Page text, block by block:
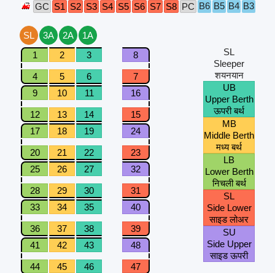
GC S1 S2 S3 S4 S5 S6 S7 S8 PC B6 B5 B4 B3
SL 3A 2A
1A
1
2 3 8
4 5 6
7
9
10 11 16
12 13 14
15
17
18 19 24
20 21 22
23
25
26 27 32
28 29 30
31
33
34 35 40
36 37 38
39
41
42 43 48
44 45 46
47
SL
Sleeper
शयनयान
UB
Upper Berth
ऊपरी बर्थ
MB
Middle Berth
मध्य बर्थ
LB
Lower Berth
निचली बर्थ
SL
Side Lower
साइड लोअर
SU
Side Upper
साइड ऊपरी